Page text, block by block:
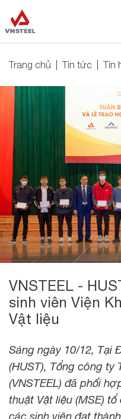
Trang chủ Tin tức Tin
VNSTEEL -
sinh viên Viện
Vật liệu
Sáng ngày 10/12, Tại
(HUST), Tổng công ty
(VNSTEEL) đã phối
thuật Vật liệu (MSE)
các sinh viên đạt